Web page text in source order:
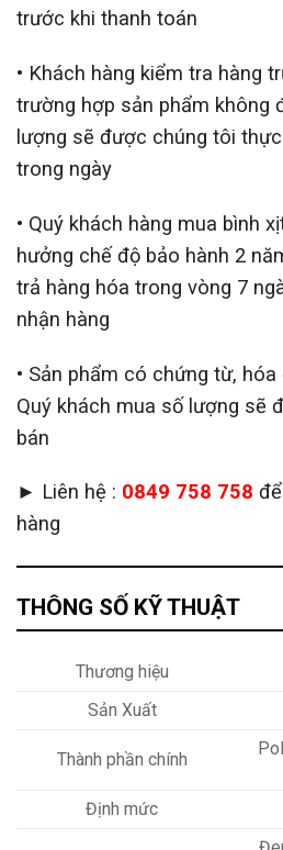
trước khi thanh toán
• Khách hàng kiểm tra hàng
trường hợp sản phẩm không
lượng sẽ được chúng tôi
trong ngày
• Quý khách hàng mua bình
hưởng chế độ bảo hành 2
trả hàng hóa trong vòng 7
nhận hàng
• Sản phẩm có chứng từ,
Quý khách mua số lượng sẽ
bán
► Liên hệ : 0849 758 758
hàng
THÔNG SỐ KỸ THUẬT
Thương hiệu
Sản Xuất
Thành phần chính
Định mức